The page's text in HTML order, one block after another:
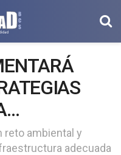
reto ambiental y
adecuada